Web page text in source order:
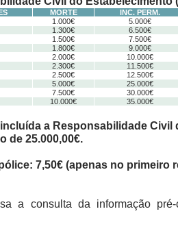
MORTE
INC. PERM.
1.000€
5.000€
1.300€
6.500€
1.500€
7.500€
1.800€
9.000€
2.000€
10.000€
2.300€
11.500€
2.500€
12.500€
5.000€
25.000€
7.500€
30.000€
10.000€ 35.000€
a Responsabilidade Civil
de 25.000,00€.
7,50€ (apenas no primeiro
a consulta da informação